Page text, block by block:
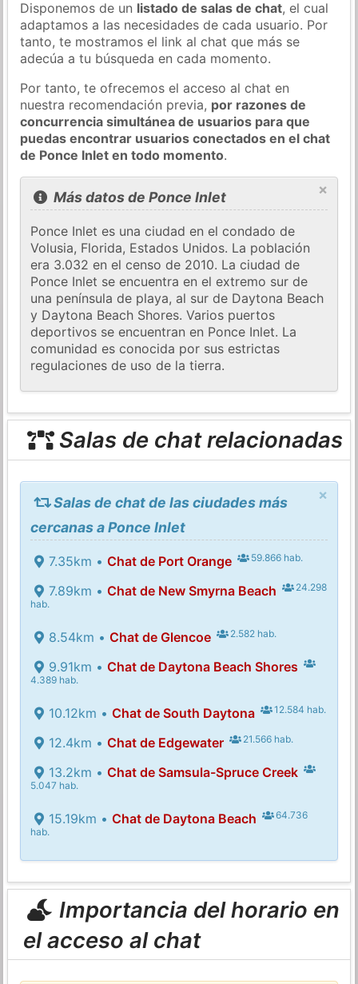
Disponemos de un listado de salas de chat, el cual
adaptamos a las necesidades de cada usuario. Por
tanto, te mostramos el link al chat que más se
adecúa a tu búsqueda en cada momento.
Por tanto, te ofrecemos el acceso al chat en
nuestra recomendación previa, por razones de
concurrencia simultánea de usuarios para que
puedas encontrar usuarios conectados en el chat
de Ponce Inlet en todo momento.
×
Más datos de Ponce Inlet
Ponce Inlet es una ciudad en el condado de
Volusia, Florida, Estados Unidos. La población
era 3.032 en el censo de 2010. La ciudad de
Ponce Inlet se encuentra en el extremo sur de
una península de playa, al sur de Daytona Beach
y Daytona Beach Shores. Varios puertos
deportivos se encuentran en Ponce Inlet. La
comunidad es conocida por sus estrictas
regulaciones de uso de la tierra.
Salas de chat relacionadas
×
Salas de chat de las ciudades más
cercanas a Ponce Inlet
7.35km • Chat de Port Orange 59.866 hab.
7.89km • Chat de New Smyrna Beach
24.298
hab.
8.54km • Chat de Glencoe 2.582 hab.
9.91km • Chat de Daytona Beach Shores
4.389 hab.
10.12km • Chat de South Daytona 12.584 hab.
12.4km • Chat de Edgewater 21.566 hab.
13.2km • Chat de Samsula-Spruce Creek
5.047 hab.
15.19km • Chat de Daytona Beach
64.736
hab.
Importancia del horario en
el acceso al chat